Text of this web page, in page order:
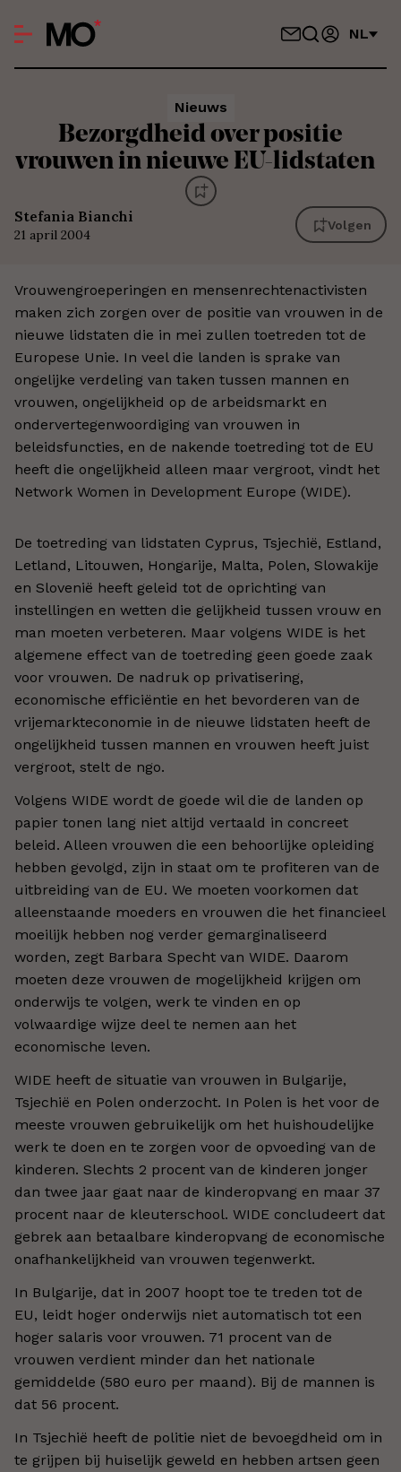
NL
Nieuws
Bezorgdheid over positie
vrouwen in nieuwe EU-lidstaten
Stefania Bianchi
21 april 2004
Volgen
Vrouwengroeperingen en mensenrechtenactivisten
maken zich zorgen over de positie van vrouwen in de
nieuwe lidstaten die in mei zullen toetreden tot de
Europese Unie. In veel die landen is sprake van
ongelijke verdeling van taken tussen mannen en
vrouwen, ongelijkheid op de arbeidsmarkt en
ondervertegenwoordiging van vrouwen in
beleidsfuncties, en de nakende toetreding tot de EU
heeft die ongelijkheid alleen maar vergroot, vindt het
Network Women in Development Europe (WIDE).
De toetreding van lidstaten Cyprus, Tsjechië, Estland,
Letland, Litouwen, Hongarije, Malta, Polen, Slowakije
en Slovenië heeft geleid tot de oprichting van
instellingen en wetten die gelijkheid tussen vrouw en
man moeten verbeteren. Maar volgens WIDE is het
algemene effect van de toetreding geen goede zaak
voor vrouwen. De nadruk op privatisering,
economische efficiëntie en het bevorderen van de
vrijemarkteconomie in de nieuwe lidstaten heeft de
ongelijkheid tussen mannen en vrouwen heeft juist
vergroot, stelt de ngo.
Volgens WIDE wordt de goede wil die de landen op
papier tonen lang niet altijd vertaald in concreet
beleid. Alleen vrouwen die een behoorlijke opleiding
hebben gevolgd, zijn in staat om te profiteren van de
uitbreiding van de EU. We moeten voorkomen dat
alleenstaande moeders en vrouwen die het financieel
moeilijk hebben nog verder gemarginaliseerd
worden, zegt Barbara Specht van WIDE. Daarom
moeten deze vrouwen de mogelijkheid krijgen om
onderwijs te volgen, werk te vinden en op
volwaardige wijze deel te nemen aan het
economische leven.
WIDE heeft de situatie van vrouwen in Bulgarije,
Tsjechië en Polen onderzocht. In Polen is het voor de
meeste vrouwen gebruikelijk om het huishoudelijke
werk te doen en te zorgen voor de opvoeding van de
kinderen. Slechts 2 procent van de kinderen jonger
dan twee jaar gaat naar de kinderopvang en maar 37
procent naar de kleuterschool. WIDE concludeert dat
gebrek aan betaalbare kinderopvang de economische
onafhankelijkheid van vrouwen tegenwerkt.
In Bulgarije, dat in 2007 hoopt toe te treden tot de
EU, leidt hoger onderwijs niet automatisch tot een
hoger salaris voor vrouwen. 71 procent van de
vrouwen verdient minder dan het nationale
gemiddelde (580 euro per maand). Bij de mannen is
dat 56 procent.
In Tsjechië heeft de politie niet de bevoegdheid om in
te grijpen bij huiselijk geweld en hebben artsen geen